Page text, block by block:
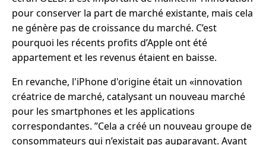
pour conserver la part de marché existante, mais cela
ne génère pas de croissance du marché. C’est
pourquoi les récents profits d’Apple ont été
appartement et les revenus étaient en baisse.
En revanche, l'iPhone d'origine était un «innovation
créatrice de marché, catalysant un nouveau marché
pour les smartphones et les applications
correspondantes. ”Cela a créé un nouveau groupe de
consommateurs qui n’existait pas auparavant. Avant